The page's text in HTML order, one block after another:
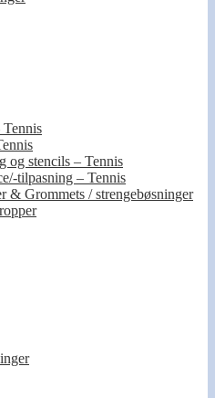
og stencils – Tennis
tilpasning – Tennis
& Grommets / strengebøsninger